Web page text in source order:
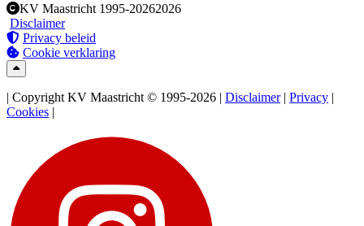
KV Maastricht 1995-20262026
Disclaimer
Privacy beleid
Cookie verklaring
| Copyright KV Maastricht © 1995-2026 | Disclaimer| Privacy |
Cookies |